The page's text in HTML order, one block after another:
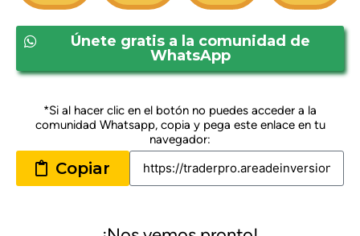
Únete gratis a la comunidad de
WhatsApp
*Si al hacer clic en el botón no puedes acceder a la
comunidad Whatsapp, copia y pega este enlace en tu
navegador:
Copiar